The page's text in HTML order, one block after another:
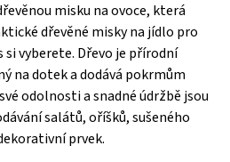
misku na ovoce, která
dřevěné misky na jídlo pro
vyberete. Dřevo je přírodní
na dotek a dodává pokrmům
odolnosti a snadné údržbě jsou
salátů, oříšků, sušeného
prvek.